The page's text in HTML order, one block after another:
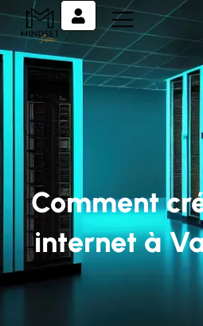
Comment
internet à